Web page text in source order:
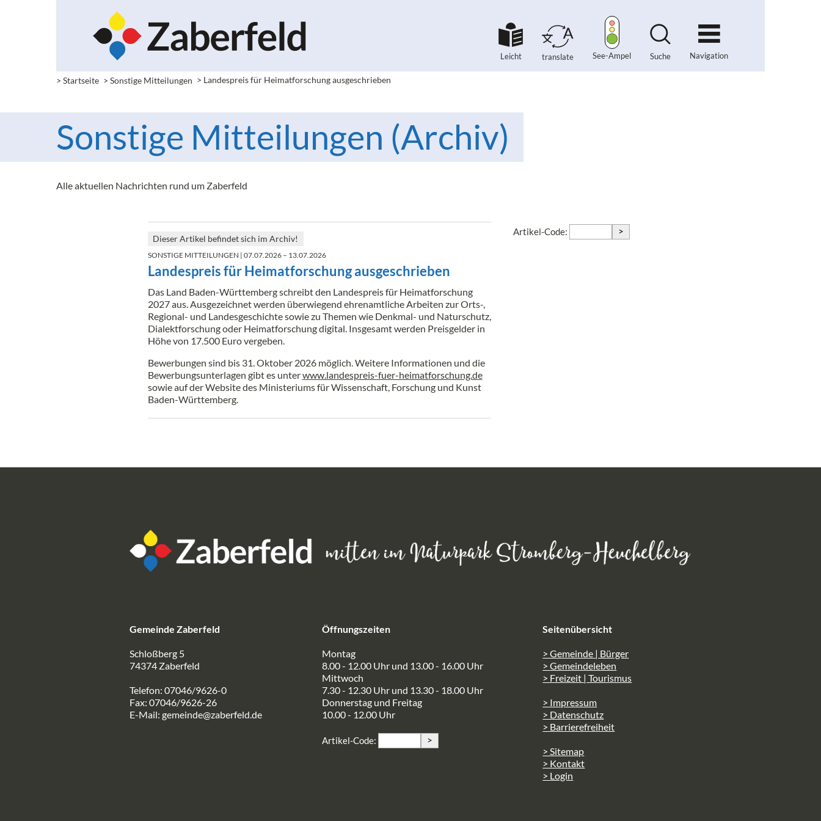
Leicht translate See-Ampel Suche Navigation
> Startseite > Sonstige Mitteilungen > Landespreis für Heimatforschung ausgeschrieben
Sonstige Mitteilungen (Archiv)
Alle aktuellen Nachrichten rund um Zaberfeld
Dieser Artikel befindet sich im Archiv!
SONSTIGE MITTEILUNGEN | 07.07.2026 – 13.07.2026
Landespreis für Heimatforschung ausgeschrieben
Das Land Baden-Württemberg schreibt den Landespreis für Heimatforschung
2027 aus. Ausgezeichnet werden überwiegend ehrenamtliche Arbeiten zur Orts-,
Regional- und Landesgeschichte sowie zu Themen wie Denkmal- und Naturschutz,
Dialektforschung oder Heimatforschung digital. Insgesamt werden Preisgelder in
Höhe von 17.500 Euro vergeben.
Bewerbungen sind bis 31. Oktober 2026 möglich. Weitere Informationen und die
Bewerbungsunterlagen gibt es unterwww.landespreis-fuer-heimatforschung.de
sowie auf der Website des Ministeriums für Wissenschaft, Forschung und Kunst
Baden-Württemberg.
Artikel-Code: >
Gemeinde Zaberfeld
Schloßberg 5
74374 Zaberfeld
Telefon: 07046/9626-0
Fax: 07046/9626-26
E-Mail: gemeinde@zaberfeld.de
Öffnungszeiten
Montag
8.00 - 12.00 Uhr und 13.00 - 16.00 Uhr
Mittwoch
7.30 - 12.30 Uhr und 13.30 - 18.00 Uhr
Donnerstag und Freitag
10.00 - 12.00 Uhr
Artikel-Code: >
Seitenübersicht
> Gemeinde | Bürger
> Gemeindeleben
> Freizeit | Tourismus
> Impressum
> Datenschutz
> Barrierefreiheit
> Sitemap
> Kontakt
> Login